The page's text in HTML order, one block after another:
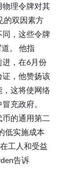
理令牌对其
的双因素方
，这些令牌
。 他指
进，在6月份
，他赞扬该
这将使网络
充政府。
的通用第二
低实施成本
工人和受益
告诉